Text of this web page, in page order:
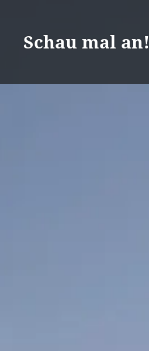
springenSchau mal an!